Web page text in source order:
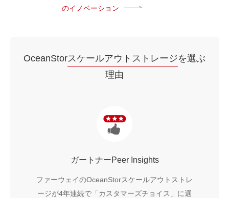
のイノベーション
OceanStorスケールアウトストレージを選ぶ
理由
ガートナーPeer Insights
ファーウェイのOceanStorスケールアウトストレ
ージが4年連続で「カスタマーズチョイス」に選